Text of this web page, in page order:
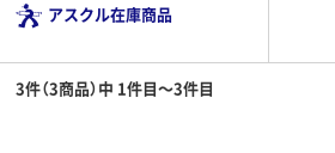
アスクル在庫商品
3件（3商品）中 1件目～3件目